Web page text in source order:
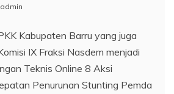
admin
Kabupaten Barru yang juga
IX Fraksi Nasdem menjadi
Teknis Online 8 Aksi
Penurunan Stunting Pemda